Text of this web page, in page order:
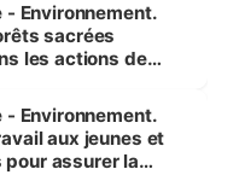
- Environnement.
sacrées
les actions de
- Environnement.
aux jeunes et
assurer la